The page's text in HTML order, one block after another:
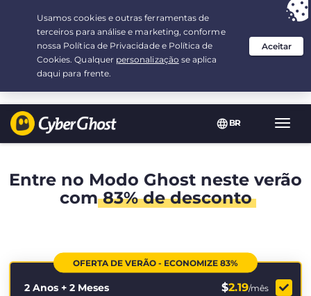
BR
Sua escolha: a melhor ofertapor 2.1666666666667-ano(s) a $
/mês
Entre no Modo Ghost neste verão
com83% de desconto
OFERTA DE VERÃO - ECONOMIZE 83%
2 Anos + 2 Meses $2.19/mês